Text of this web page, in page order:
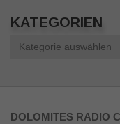
KATEGORIEN
DOLOMITES RADIO